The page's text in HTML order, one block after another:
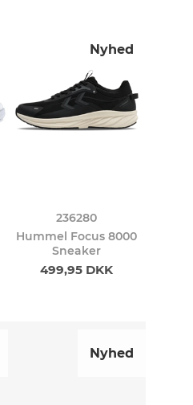
Nyhed
236280
Hummel Focus 8000
Sneaker
499,95 DKK
Nyhed